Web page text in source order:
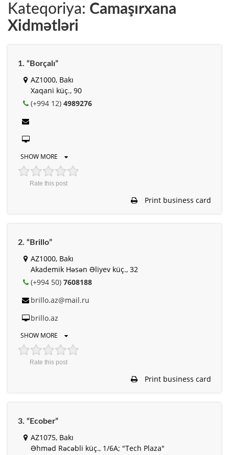
Kateqoriya: Camaşırxana
Xidmətləri
1. “Borçalı”
AZ1000, Bakı
Xaqani küç., 90
(+994 12) 4989276
SHOW MORE
Rate this post
Print business card
2. “Brillo”
AZ1000, Bakı
Akademik Həsən Əliyev küç., 32
(+994 50) 7608188
brillo.az@mail.ru
brillo.az
SHOW MORE
Rate this post
Print business card
3. “Ecober”
AZ1075, Bakı
Əhməd Rəcəbli küç., 1/6A; "Tech Plaza"